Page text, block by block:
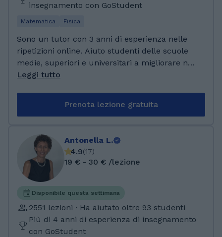
insegnamento con GoStudent
Matematica Fisica
Sono un tutor con 3 anni di esperienza nelle
ripetizioni online. Aiuto studenti delle scuole
medie, superiori e universitari a migliorare non
solo i risultati, ma anche la fiducia in sé e il
dello studente e costruisco le lezioni in modo
spiegare i concetti in modo semplice, usando
esempi concreti e collegamenti con la vita
quotidiana, così da rendere lo studio più
comprensibile e meno pesante. Sono una
persona paziente, disponibile e attenta, e
credo che un buon rapporto umano sia
fondamentale per imparare davvero. Ho
studiato Ingegneria Aerospaziale all’università,
dove ho sviluppato un forte metodo di studio,
Leggi tutto
Prenota lezione gratuita
Antonella L.
4.9(17)
19 € - 30 € /lezione
Disponibile questa settimana
2551 lezioni · Ha aiutato oltre 93 studenti
Più di 4 anni di esperienza di insegnamento
con GoStudent